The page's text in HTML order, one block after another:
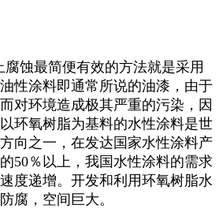
蚀最简便有效的方法就是采用
性涂料即通常所说的油漆，由于
对环境造成极其严重的污染，因
环氧树脂为基料的水性涂料是世
向之一，在发达国家水性涂料产
50％以上，我国水性涂料的需求
度递增。开发和利用环氧树脂水
腐，空间巨大。